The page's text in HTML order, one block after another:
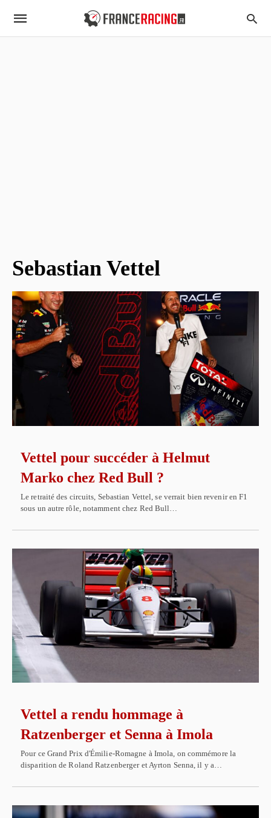
Sebastian Vettel
Vettel pour succéder à Helmut
Marko chez Red Bull ?
Le retraité des circuits, Sebastian Vettel, se verrait bien revenir en F1
sous un autre rôle, notamment chez Red Bull…
Vettel a rendu hommage à
Ratzenberger et Senna à Imola
Pour ce Grand Prix d'Émilie-Romagne à Imola, on commémore la
disparition de Roland Ratzenberger et Ayrton Senna, il y a…